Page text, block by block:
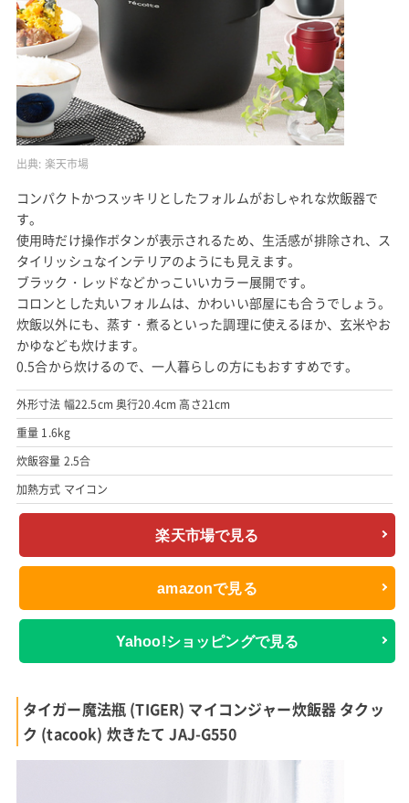
出典: 楽天市場
コンパクトかつスッキリとしたフォルムがおしゃれな炊飯器で
す。
使用時だけ操作ボタンが表示されるため、生活感が排除され、ス
タイリッシュなインテリアのようにも見えます。
ブラック・レッドなどかっこいいカラー展開です。
コロンとした丸いフォルムは、かわいい部屋にも合うでしょう。
炊飯以外にも、蒸す・煮るといった調理に使えるほか、玄米やお
かゆなども炊けます。
0.5合から炊けるので、一人暮らしの方にもおすすめです。
外形寸法 幅22.5cm 奥行20.4cm 高さ21cm
重量 1.6kg
炊飯容量 2.5合
加熱方式 マイコン
楽天市場で見る
amazonで見る
Yahoo!ショッピングで見る
タイガー魔法瓶 (TIGER) マイコンジャー炊飯器 タクッ
ク (tacook) 炊きたて JAJ-G550